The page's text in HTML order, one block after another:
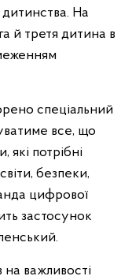
дитинства. На
й третя дитина в
спеціальний
все, що
які потрібні
безпеки,
цифрової
застосунок
важливості